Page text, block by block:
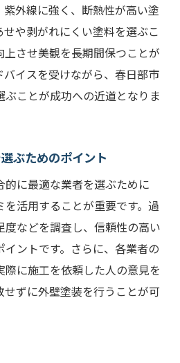
外線に強く、断熱性が高い塗
や剥がれにくい塗料を選ぶこ
上させ美観を長期間保つことが
イスを受けながら、春日部市
ことが成功への近道となりま
ぶためのポイント
に最適な業者を選ぶために
活用することが重要です。過
などを調査し、信頼性の高い
ントです。さらに、各業者の
に施工を依頼した人の意見を
ずに外壁塗装を行うことが可